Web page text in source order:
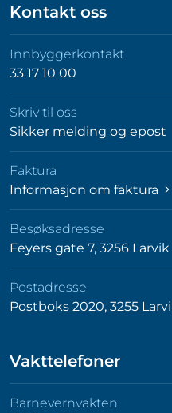
Kontakt oss
Innbyggerkontakt
33 17 10 00
Skriv til oss
Sikker melding og epost
Faktura
Informasjon om faktura
Besøksadresse
Feyers gate 7, 3256 Larvik
Postadresse
Postboks 2020, 3255
Vakttelefoner
Barnevernvakten